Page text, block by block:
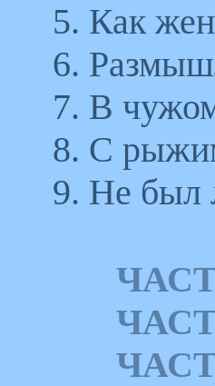
5. Как
6.
7. В
8. С
9. Не был